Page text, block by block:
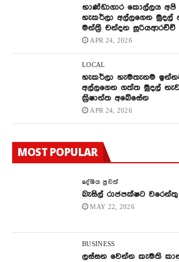
භාණ්ඩාගාර කොල්ලය
හැකර්ලා අල්ලගෙන මුදල්
මන්ත්‍රී චන්දන සූරියආරච්චි
APR 24, 2026
LOCAL
හැකර්ලා හැමතැනම
අල්ලගෙන ගත්ත මුදල්
ක්‍රිෂාන්ත අබේසේන
APR 24, 2026
MOST POPULAR
දේශිය පුවත්
බැසිල් රාජපක්ෂට වරෙන්තු
MAY 22, 2026
BUSINESS
ලස්සන වෙන්න කැමති